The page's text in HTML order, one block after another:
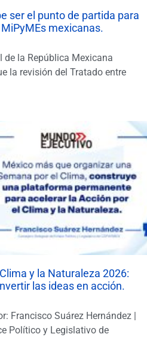
ser el punto de partida para
mexicanas.
de la República Mexicana
la revisión del Tratado entre
y la Naturaleza 2026:
las ideas en acción.
Francisco Suárez Hernández |
Político y Legislativo de